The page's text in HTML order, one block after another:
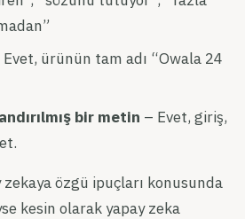
Evet, ürünün tam adı “Owala 24
bir metin – Evet, giriş,
özgü ipuçları konusunda
kesin olarak yapay zeka